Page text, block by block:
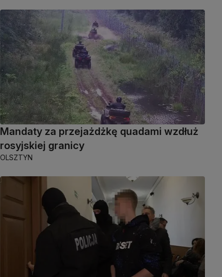
Mandaty za przejażdżkę quadami wzdłuż
rosyjskiej granicy
OLSZTYN